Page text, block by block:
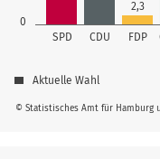
0
SPD CDU FDP
2,3
© Statistisches Amt für Hamburg
Aktuelle Wahl